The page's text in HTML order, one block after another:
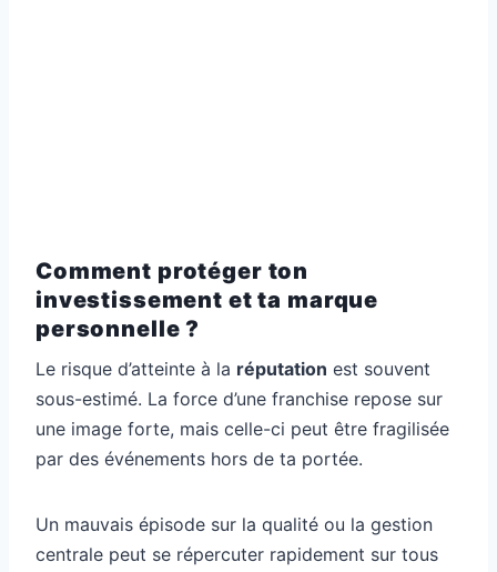
Comment protéger ton
investissement et ta marque
personnelle ?
Le risque d’atteinte à la réputation est souvent
sous-estimé. La force d’une franchise repose sur
une image forte, mais celle-ci peut être fragilisée
par des événements hors de ta portée.
Un mauvais épisode sur la qualité ou la gestion
centrale peut se répercuter rapidement sur tous